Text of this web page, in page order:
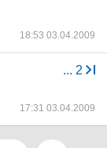
18:53 03.04.2009
... 2
17:31 03.04.2009